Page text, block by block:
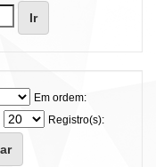
Em ordem:
Registro(s):